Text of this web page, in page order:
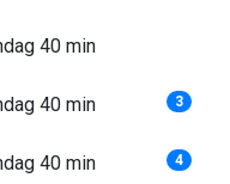
40 min
40 min 3
40 min 4